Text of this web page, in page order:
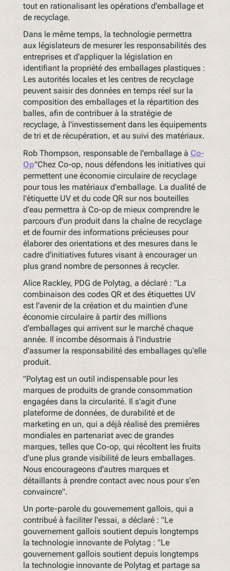
tout en rationalisant les opérations d'emballage et
de recyclage.
Dans le même temps, la technologie permettra
aux législateurs de mesurer les responsabilités des
entreprises et d'appliquer la législation en
identifiant la propriété des emballages plastiques :
Les autorités locales et les centres de recyclage
peuvent saisir des données en temps réel sur la
composition des emballages et la répartition des
balles, afin de contribuer à la stratégie de
recyclage, à l'investissement dans les équipements
de tri et de récupération, et au suivi des matériaux.
Rob Thompson, responsable de l'emballage à Co-
Op"Chez Co-op, nous défendons les initiatives qui
permettent une économie circulaire de recyclage
pour tous les matériaux d'emballage. La dualité de
l'étiquette UV et du code QR sur nos bouteilles
d'eau permettra à Co-op de mieux comprendre le
parcours d'un produit dans la chaîne de recyclage
et de fournir des informations précieuses pour
élaborer des orientations et des mesures dans le
cadre d'initiatives futures visant à encourager un
plus grand nombre de personnes à recycler.
Alice Rackley, PDG de Polytag, a déclaré : "La
combinaison des codes QR et des étiquettes UV
est l'avenir de la création et du maintien d'une
économie circulaire à partir des millions
d'emballages qui arrivent sur le marché chaque
année. Il incombe désormais à l'industrie
d'assumer la responsabilité des emballages qu'elle
produit.
"Polytag est un outil indispensable pour les
marques de produits de grande consommation
engagées dans la circularité. Il s'agit d'une
plateforme de données, de durabilité et de
marketing en un, qui a déjà réalisé des premières
mondiales en partenariat avec de grandes
marques, telles que Co-op, qui récoltent les fruits
d'une plus grande visibilité de leurs emballages.
Nous encourageons d'autres marques et
détaillants à prendre contact avec nous pour s'en
convaincre".
Un porte-parole du gouvernement gallois, qui a
contribué à faciliter l'essai, a déclaré : "Le
gouvernement gallois soutient depuis longtemps
la technologie innovante de Polytag : "Le
gouvernement gallois soutient depuis longtemps
la technologie innovante de Polytag et partage sa